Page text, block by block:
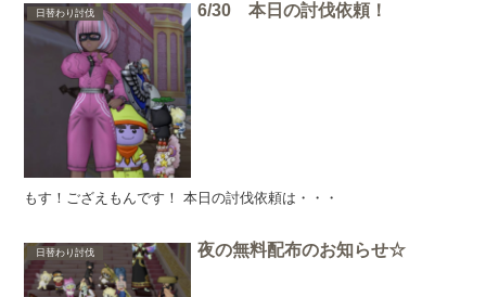
日替わり討伐 6/30 本日の討伐依頼！
もす！ござえもんです！ 本日の討伐依頼は・・・
日替わり討伐 夜の無料配布のお知らせ☆